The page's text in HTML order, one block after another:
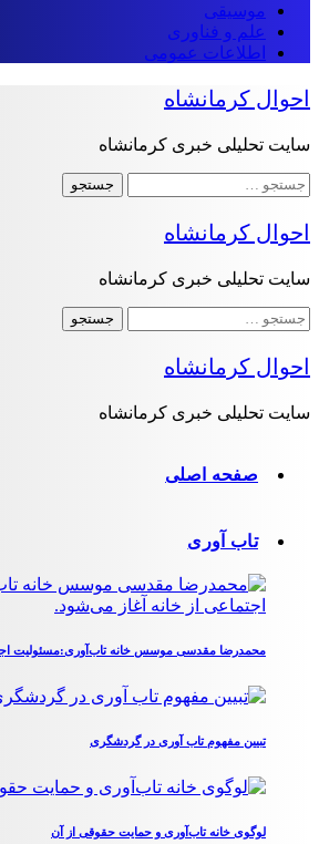
موسیقی
علم و فناوری
اطلاعات عمومی
احوال کرمانشاه
سایت تحلیلی خبری کرمانشاه
جستجو
برای:
احوال کرمانشاه
سایت تحلیلی خبری کرمانشاه
جستجو
برای:
احوال کرمانشاه
سایت تحلیلی خبری کرمانشاه
صفحه اصلی
تاب آوری
محمدرضا مقدسی موسس خانه تاب‌آوری:مسئولیت
تبیین مفهوم تاب آوری در گردشگری
لوگوی خانه تاب‌آوری و حمایت حقوقی از آن